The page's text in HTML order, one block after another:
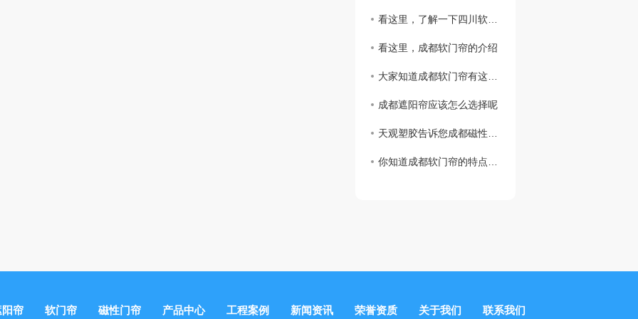
看这里，了解一下四川软门帘的擦拭方法吧
看这里，成都软门帘的介绍
大家知道成都软门帘有这些优点嘛
成都遮阳帘应该怎么选择呢
天观塑胶告诉您成都磁性门帘的特点
你知道成都软门帘的特点吗？
阳帘 软门帘 磁性门帘 产品中心 工程案例 新闻资讯 荣誉资质 关于我们 联系我们